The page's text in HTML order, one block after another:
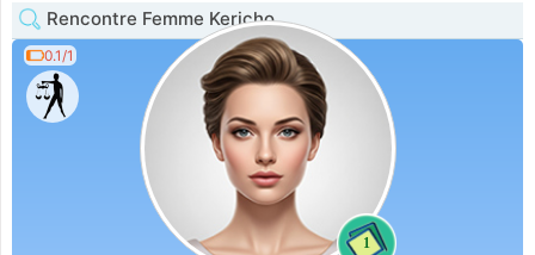
Rencontre Femme Kericho
0.1/1
1